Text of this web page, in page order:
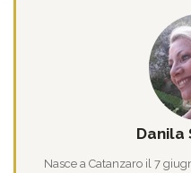
Danila
Nasce a Catanzaro il 7